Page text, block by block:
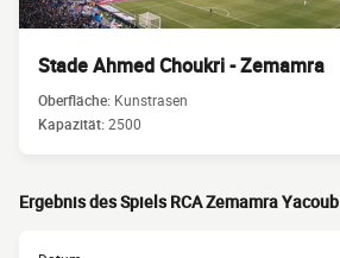
Stade Ahmed Choukri - Zemamra
Oberfläche: Kunstrasen
Kapazität:2500
Ergebnis des Spiels RCA Zemamra Yacoub